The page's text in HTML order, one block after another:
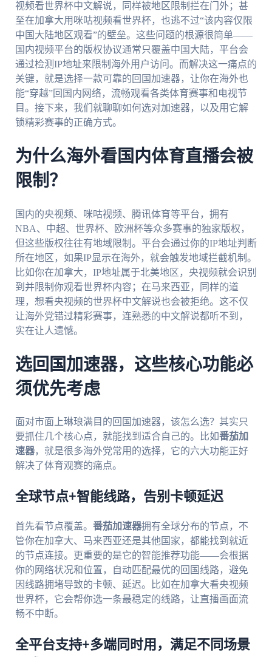
视频看世界杯中文解说，同样被地区限制拦在门外；甚
至在加拿大用咪咕视频看世界杯，也逃不过“该内容仅限
中国大陆地区观看”的壁垒。这些问题的根源很简单——
国内视频平台的版权协议通常只覆盖中国大陆，平台会
通过检测IP地址来限制海外用户访问。而解决这一痛点的
关键，就是选择一款可靠的回国加速器，让你在海外也
能“穿越”回国内网络，流畅观看各类体育赛事和电视节
目。接下来，我们就聊聊如何选对加速器，以及用它解
锁精彩赛事的正确方式。
为什么海外看国内体育直播会被
限制？
国内的央视频、咪咕视频、腾讯体育等平台，拥有
NBA、中超、世界杯、欧洲杯等众多赛事的独家版权，
但这些版权往往有地域限制。平台会通过你的IP地址判断
所在地区，如果IP显示在海外，就会触发地域拦截机制。
比如你在加拿大，IP地址属于北美地区，央视频就会识别
到并限制你观看世界杯内容；在马来西亚，同样的道
理，想看央视频的世界杯中文解说也会被拒绝。这不仅
让海外党错过精彩赛事，连熟悉的中文解说都听不到，
实在让人遗憾。
选回国加速器，这些核心功能必
须优先考虑
面对市面上琳琅满目的回国加速器，该怎么选？其实只
要抓住几个核心点，就能找到适合自己的。比如番茄加
速器，就是很多海外党常用的选择，它的六大功能正好
解决了体育观赛的痛点。
全球节点+智能线路，告别卡顿延迟
首先看节点覆盖。 番茄加速器拥有全球分布的节点，不
管你在加拿大、马来西亚还是其他国家，都能找到就近
的节点连接。更重要的是它的智能推荐功能——会根据
你的网络状况和位置，自动匹配最优的回国线路，避免
因线路拥堵导致的卡顿、延迟。比如在加拿大看央视频
世界杯，它会帮你选一条最稳定的线路，让直播画面流
畅不中断。
全平台支持+多端同时用，满足不同场景